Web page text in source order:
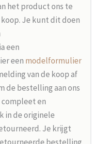
het product ons te
Je kunt dit doen
een
een modelformulier
van de koop af
de bestelling aan ons
en
in de originele
Je krijgt